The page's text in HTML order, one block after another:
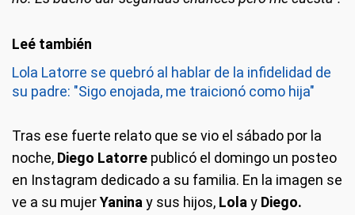
Lola Latorre se quebró al hablar de la infidelidad de
su padre: "Sigo enojada, me traicionó como hija"
Tras ese fuerte relato que se vio el sábado por la
noche, Diego Latorre publicó el domingo un posteo
en Instagram dedicado a su familia. En la imagen se
ve a su mujerYaninay sus hijos, Lolay Diego.